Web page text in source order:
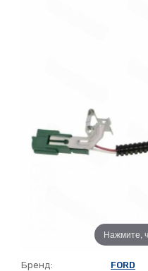
Нажмите,
Бренд: FORD